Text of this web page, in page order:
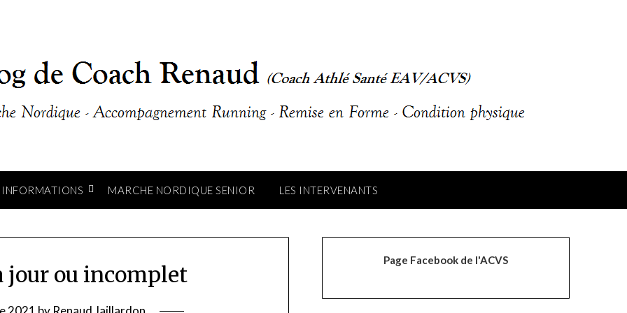
INFORMATIONS MARCHE NORDIQUE SENIOR LES INTERVENANTS
jour ou incomplet
Page Facebook de l'ACVS